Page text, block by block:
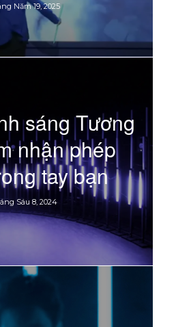
Năm 19, 2025
sáng Tương
nhận phép
tay bạn
Sáu 8, 2024